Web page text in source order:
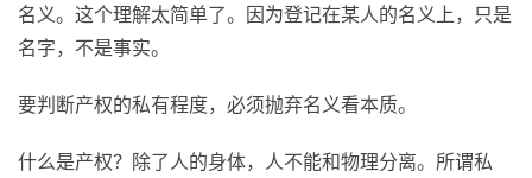
名义。这个理解太简单了。因为登记在某人的名义上，只是
名字，不是事实。
要判断产权的私有程度，必须抛弃名义看本质。
什么是产权？除了人的身体，人不能和物理分离。所谓私